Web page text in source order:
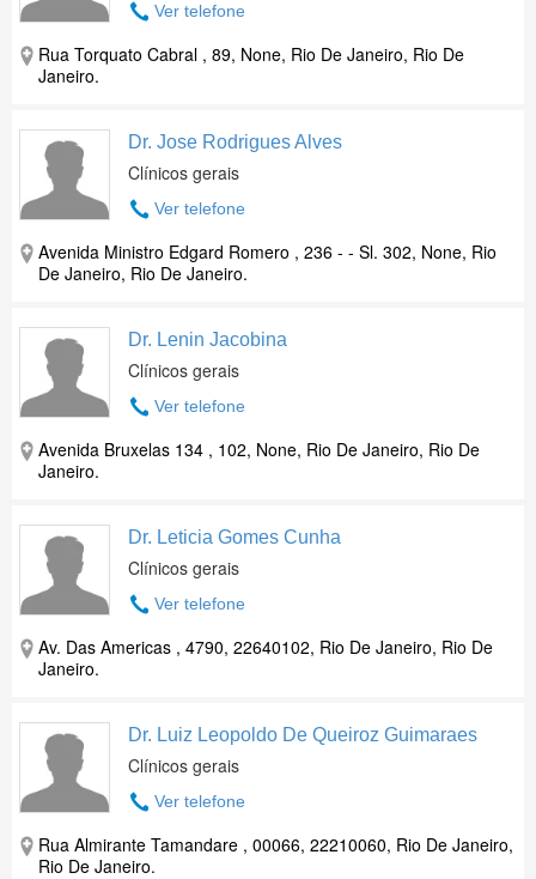
Ver telefone
Rua Torquato Cabral , 89, None, Rio De Janeiro, Rio De
Janeiro.
Dr. Jose Rodrigues Alves
Clínicos gerais
Ver telefone
Avenida Ministro Edgard Romero , 236 - - Sl. 302, None, Rio
De Janeiro, Rio De Janeiro.
Dr. Lenin Jacobina
Clínicos gerais
Ver telefone
Avenida Bruxelas 134 , 102, None, Rio De Janeiro, Rio De
Janeiro.
Dr. Leticia Gomes Cunha
Clínicos gerais
Ver telefone
Av. Das Americas , 4790, 22640102, Rio De Janeiro, Rio De
Janeiro.
Dr. Luiz Leopoldo De Queiroz Guimaraes
Clínicos gerais
Ver telefone
Rua Almirante Tamandare , 00066, 22210060, Rio De Janeiro,
Rio De Janeiro.